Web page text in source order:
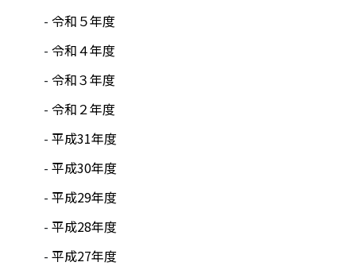
令和５年度
令和４年度
令和３年度
令和２年度
平成31年度
平成30年度
平成29年度
平成28年度
平成27年度